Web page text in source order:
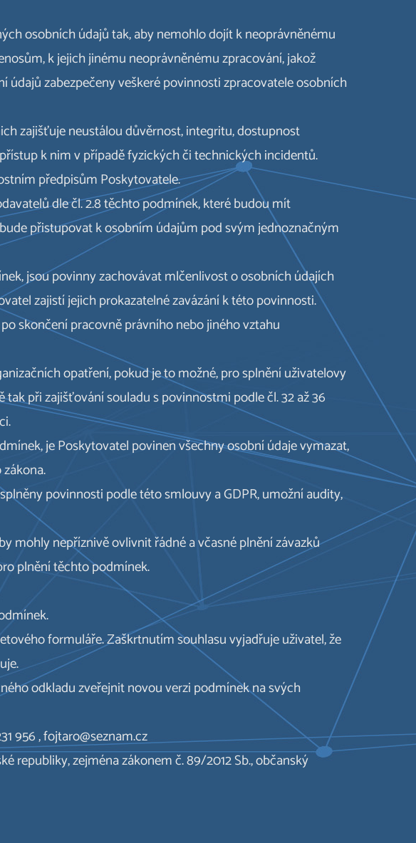
osobních údajů tak, aby nemohlo dojít k neoprávněnému
k jejich jinému neoprávněnému zpracování, jakož
zabezpečeny veškeré povinnosti zpracovatele osobních
zajišťuje neustálou důvěrnost, integritu, dostupnost
k nim v případě fyzických či technických incidentů.
předpisům Poskytovatele.
dle čl. 2.8 těchto podmínek, které budou mít
přistupovat k osobním údajům pod svým jednoznačným
jsou povinny zachovávat mlčenlivost o osobních údajích
zajistí jejich prokazatelné zavázání k této povinnosti.
skončení pracovně právního nebo jiného vztahu
opatření, pokud je to možné, pro splnění uživatelovy
při zajišťování souladu s povinnostmi podle čl. 32 až 36
je Poskytovatel povinen všechny osobní údaje vymazat,
povinnosti podle této smlouvy a GDPR, umožní audity,
mohly nepříznivě ovlivnit řádné a včasné plnění závazků
plnění těchto podmínek.
formuláře. Zaškrtnutím souhlasu vyjadřuje uživatel, že
odkladu zveřejnit novou verzi podmínek na svých
956 , fojtaro@seznam.cz
republiky, zejména zákonem č. 89/2012 Sb., občanský